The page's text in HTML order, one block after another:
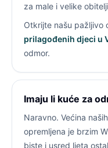
za male i velike
Otkrijte našu pažljivo
prilagođenih djeci u
odmor.
Imaju li kuće za
Naravno. Većina
opremljena je brzim
biste i usred ljeta